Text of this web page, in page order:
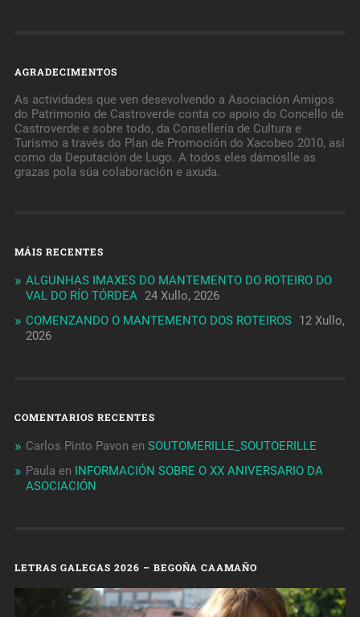
AGRADECIMENTOS
As actividades que ven desevolvendo a Asociación Amigos
do Patrimonio de Castroverde conta co apoio do Concello de
Castroverde e sobre todo, da Consellería de Cultura e
Turismo a través do Plan de Promoción do Xacobeo 2010, así
como da Deputación de Lugo. A todos eles dámoslle as
grazas pola súa colaboración e axuda.
MÁIS RECENTES
ALGUNHAS IMAXES DO MANTEMENTO DO ROTEIRO DO
VAL DO RÍO TÓRDEA 24 Xullo, 2026
COMENZANDO O MANTEMENTO DOS ROTEIROS 12 Xullo,
2026
COMENTARIOS RECENTES
Carlos Pinto Pavon en SOUTOMERILLE_SOUTOERILLE
Paula en INFORMACIÓN SOBRE O XX ANIVERSARIO DA
ASOCIACIÓN
LETRAS GALEGAS 2026 – BEGOÑA CAAMAÑO